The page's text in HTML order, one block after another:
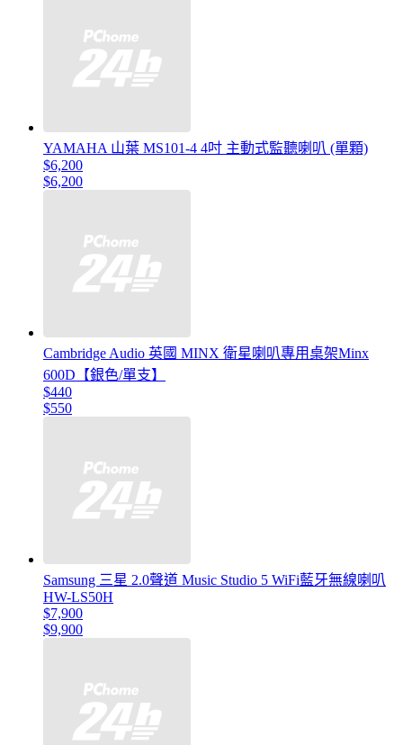
YAMAHA 山葉 MS101-4 4吋 主動式監聽喇叭 (單顆)
$6,200
$6,200
Cambridge Audio 英國 MINX 衛星喇叭專用桌架Minx
600D【銀色/單支】
$440
$550
Samsung 三星 2.0聲道 Music Studio 5 WiFi藍牙無線喇叭
HW-LS50H
$7,900
$9,900